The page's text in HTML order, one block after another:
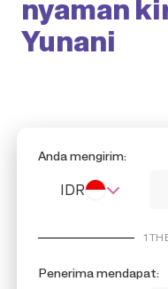
nyaman
Yunani
Anda mengirim:
IDR
1
Penerima mendapat: